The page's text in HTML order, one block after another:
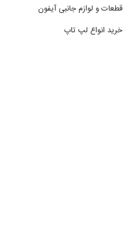
قطعات و لوازم جانبی آیفون
خرید انواع لپ تاپ